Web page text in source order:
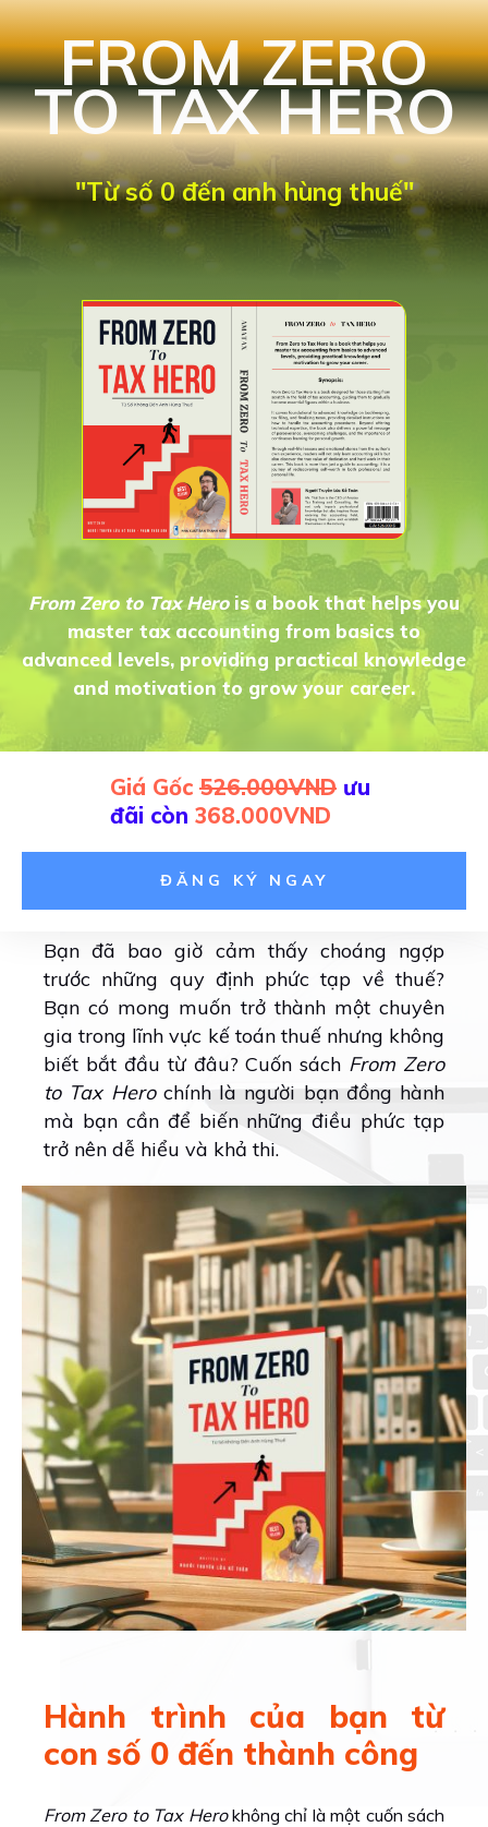
FROM ZERO
TO TAX HERO
"Từ số 0 đến anh hùng thuế"
From Zero to Tax Herois a book that helps you
master tax accounting from basics to
advanced levels, providing practical knowledge
and motivation to grow your career.
Giá Gốc 526.000VND ưu
đãi còn 368.000VND
ĐĂNG KÝ NGAY
Bạn đã bao giờ cảm thấy choáng ngợp
trước những quy định phức tạp về thuế?
Bạn có mong muốn trở thành một chuyên
gia trong lĩnh vực kế toán thuế nhưng không
biết bắt đầu từ đâu? Cuốn sách From Zero
to Tax Herochính là người bạn đồng hành
mà bạn cần để biến những điều phức tạp
trở nên dễ hiểu và khả thi.
Hành trình của bạn từ
con số 0 đến thành công
From Zero to Tax Herokhông chỉ là một cuốn sách